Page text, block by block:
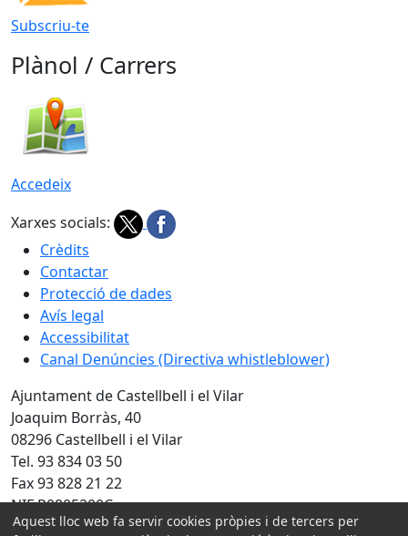
Subscriu-te
Plànol / Carrers
Accedeix
Xarxes socials:
Crèdits
Contactar
Protecció de dades
Avís legal
Accessibilitat
Canal Denúncies (Directiva whistleblower)
Ajuntament de Castellbell i el Vilar
Joaquim Borràs, 40
08296 Castellbell i el Vilar
Tel. 93 834 03 50
Fax 93 828 21 22
NIF P0805200C
Aquest lloc web fa servir cookies pròpies i de tercers per